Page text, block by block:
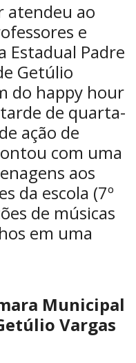
atendeu ao
e
Estadual Padre
Getúlio
do happy hour
de quarta-
ação de
com uma
aos
da escola (7º
de músicas
em uma
Municipal
Vargas